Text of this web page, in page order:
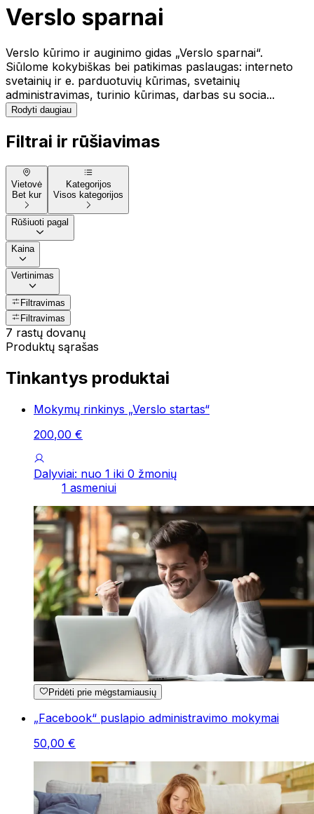
Verslo sparnai
Verslo kūrimo ir auginimo gidas „Verslo sparnai“.
Siūlome kokybiškas bei patikimas paslaugas: interneto
svetainių ir e. parduotuvių kūrimas, svetainių
administravimas, turinio kūrimas, darbas su socia...
Rodyti daugiau
Filtrai ir rūšiavimas
Vietovė
Bet kur
Kategorijos
Visos kategorijos
Rūšiuoti pagal
Kaina
Vertinimas
Filtravimas
Filtravimas
7 rastų dovanų
Produktų sąrašas
Tinkantys produktai
Mokymų rinkinys „Verslo startas“
200,00 €
Dalyviai: nuo 1 iki 0 žmonių
1 asmeniui
Pridėti prie mėgstamiausių
„Facebook“ puslapio administravimo mokymai
50,00 €